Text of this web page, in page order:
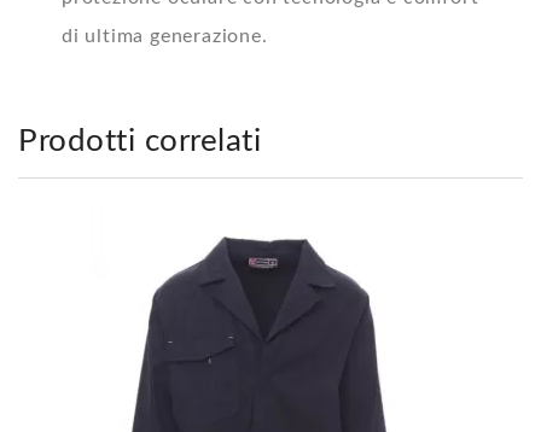
di ultima generazione.
Prodotti correlati